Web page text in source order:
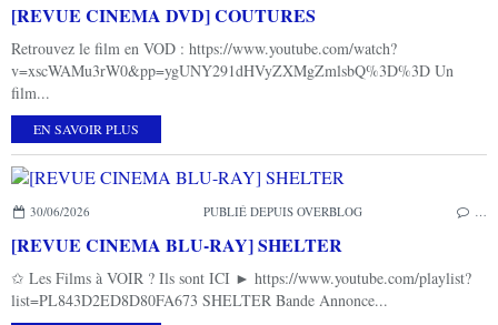
[REVUE CINEMA DVD] COUTURES
Retrouvez le film en VOD : https://www.youtube.com/watch?
v=xscWAMu3rW0&pp=ygUNY291dHVyZXMgZmlsbQ%3D%3D Un
film...
EN SAVOIR PLUS
30/06/2026 PUBLIÉ DEPUIS OVERBLOG
[REVUE CINEMA BLU-RAY] SHELTER
✩ Les Films à VOIR ? Ils sont ICI ► https://www.youtube.com/playlist?
list=PL843D2ED8D80FA673 SHELTER Bande Annonce...